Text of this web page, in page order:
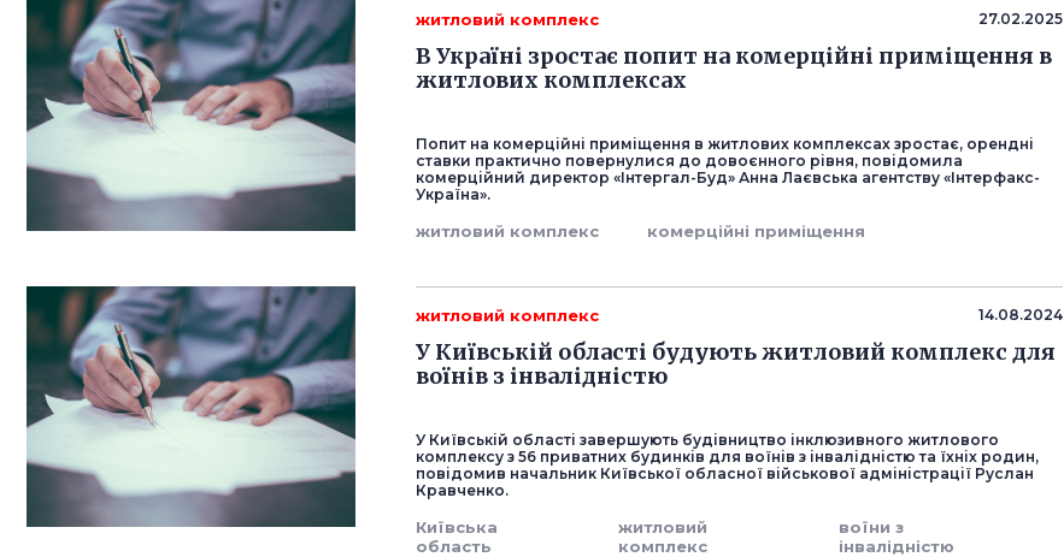
житловий комплекс 27.02.2025
В Україні зростає попит на комерційні приміщення в
житлових комплексах
Попит на комерційні приміщення в житлових комплексах зростає, орендні
ставки практично повернулися до довоєнного рівня, повідомила
комерційний директор «Інтергал-Буд» Анна Лаєвська агентству «Інтерфакс-
Україна».
житловий комплекс комерційні приміщення
житловий комплекс 14.08.2024
У Київській області будують житловий комплекс для
воїнів з інвалідністю
У Київській області завершують будівництво інклюзивного житлового
комплексу з 56 приватних будинків для воїнів з інвалідністю та їхніх родин,
повідомив начальник Київської обласної військової адміністрації Руслан
Кравченко.
Київська
область
житловий
комплекс
воїни з
інвалідністю